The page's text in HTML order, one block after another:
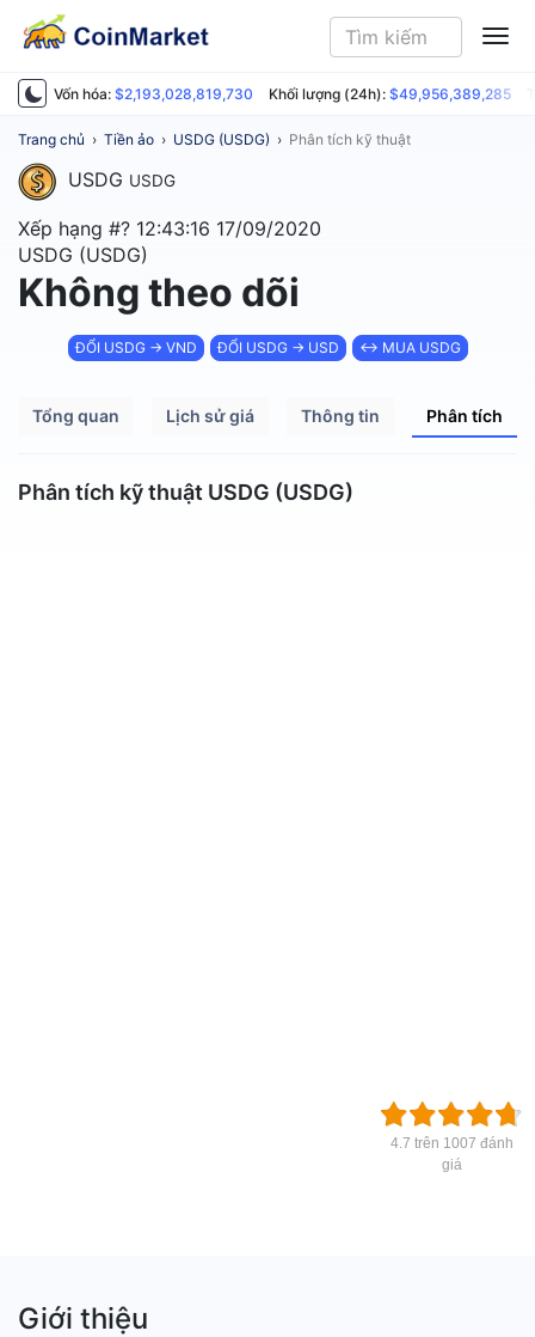
Vốn hóa: $2,193,028,819,730 Khối lượng (24h): $49,956,389,285
Trang chủ › Tiền ảo › USDG (USDG) › Phân tích kỹ thuật
USDG USDG
Xếp hạng #? 12:43:16 17/09/2020
USDG (USDG)
Không theo dõi
ĐỔI USDG → VND ĐỔI USDG → USD ↔ MUA USDG
Tổng quan Lịch sử giá Thông tin Phân tích
Phân tích kỹ thuật USDG (USDG)
4.7 trên 1007 đánh
giá
Giới thiệu